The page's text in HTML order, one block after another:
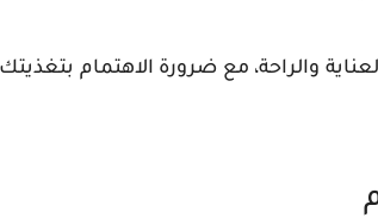
والراحة، مع ضرورة الاهتمام